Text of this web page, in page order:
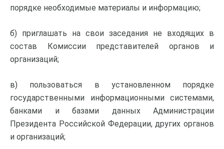
порядке необходимые материалы и информацию;
б) приглашать на свои заседания не входящих в
состав Комиссии представителей органов и
организаций;
в) пользоваться в установленном порядке
государственными информационными системами,
банками и базами данных Администрации
Президента Российской Федерации, других органов
и организаций;